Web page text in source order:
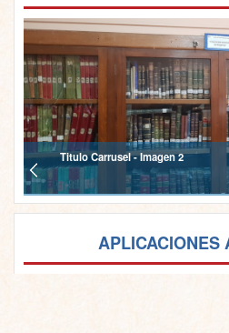
Titulo Carrusel - Imagen 2
APLICACIONES